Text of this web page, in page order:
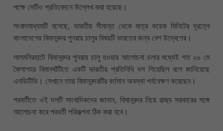
পক্ষে সেটিও প্রতিবেদনে উল্লেখ করা হয়েছে।
সংবাদমাধ্যমটি বলেছে, ভারতীয় সীমান্ত থেকে মাত্র কয়েক মিনিটের দূরত্বে
বাংলাদেশের বিমানবন্দর পুনরায় চালুর বিষয়টি ভারতের জন্য বেশ উদ্বেগের।
লালমনিরহাটে বিমানবন্দর পুনরায় চালু হওয়ার আলোচনা চলার মধ্যেই গত ২৬ মে
কৈলাশহর বিমানঘাঁটিতে একটি ভারতীয় প্রতিনিধি দল গিয়েছিল বলে জানিয়েছে
এনডিটিভি। সেখানে তারা বিমানবন্দরটির বর্তমান অবস্থা পর্যবেক্ষণ করেছেন।
পরবর্তীতে ওই দলটি সাংবাদিকদের জানান, বিমানবন্দর নিয়ে রাজ্য সরকারের সঙ্গে
আলোচনা করে পরবর্তী পরিকল্পনা ঠিক করা হবে।